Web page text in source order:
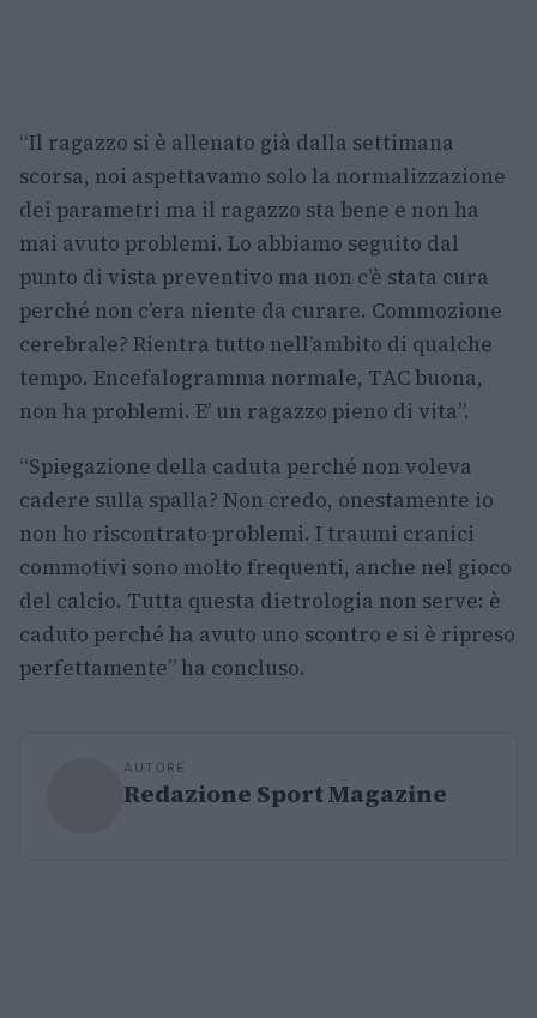
“Il ragazzo si è allenato già dalla settimana
scorsa, noi aspettavamo solo la normalizzazione
dei parametri ma il ragazzo sta bene e non ha
mai avuto problemi. Lo abbiamo seguito dal
punto di vista preventivo ma non c’è stata cura
perché non c’era niente da curare. Commozione
cerebrale? Rientra tutto nell’ambito di qualche
tempo. Encefalogramma normale, TAC buona,
non ha problemi. E’ un ragazzo pieno di vita”.
“Spiegazione della caduta perché non voleva
cadere sulla spalla? Non credo, onestamente io
non ho riscontrato problemi. I traumi cranici
commotivi sono molto frequenti, anche nel gioco
del calcio. Tutta questa dietrologia non serve: è
caduto perché ha avuto uno scontro e si è ripreso
perfettamente” ha concluso.
AUTORE
Redazione Sport Magazine